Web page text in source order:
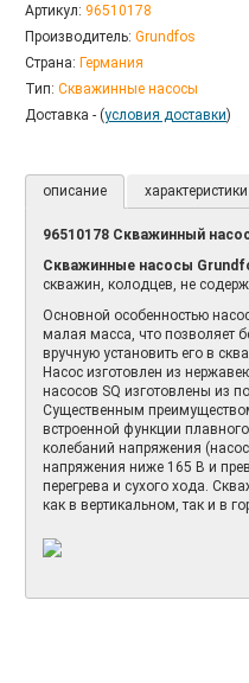
Артикул: 96510178
Производитель: Grundfos
Страна: Германия
Тип: Скважинные насосы
Доставка - (условия доставки)
описание характеристики
96510178 Скважинный
Скважинные насосы
скважин, колодцев, не
Основной особенностью
малая масса, что позволяет
вручную установить его в
Насос изготовлен из
насосов SQ изготовлены из
Существенным
встроенной функции
колебаний напряжения
напряжения ниже 165 В и
перегрева и сухого хода.
как в вертикальном, так и в